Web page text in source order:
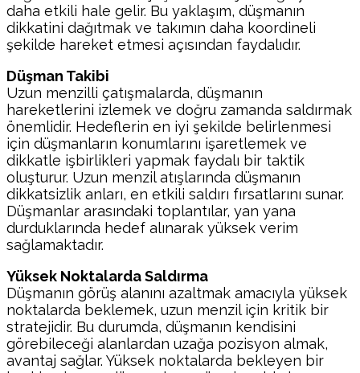
daha etkili hale gelir. Bu yaklaşım, düşmanın
dikkatini dağıtmak ve takımın daha koordineli
şekilde hareket etmesi açısından faydalıdır.
Düşman Takibi
Uzun menzilli çatışmalarda, düşmanın
hareketlerini izlemek ve doğru zamanda saldırmak
önemlidir. Hedeflerin en iyi şekilde belirlenmesi
için düşmanların konumlarını işaretlemek ve
dikkatle işbirlikleri yapmak faydalı bir taktik
oluşturur. Uzun menzil atışlarında düşmanın
dikkatsizlik anları, en etkili saldırı fırsatlarını sunar.
Düşmanlar arasındaki toplantılar, yan yana
durduklarında hedef alınarak yüksek verim
sağlamaktadır.
Yüksek Noktalarda Saldırma
Düşmanın görüş alanını azaltmak amacıyla yüksek
noktalarda beklemek, uzun menzil için kritik bir
stratejidir. Bu durumda, düşmanın kendisini
görebileceği alanlardan uzağa pozisyon almak,
avantaj sağlar. Yüksek noktalarda bekleyen bir